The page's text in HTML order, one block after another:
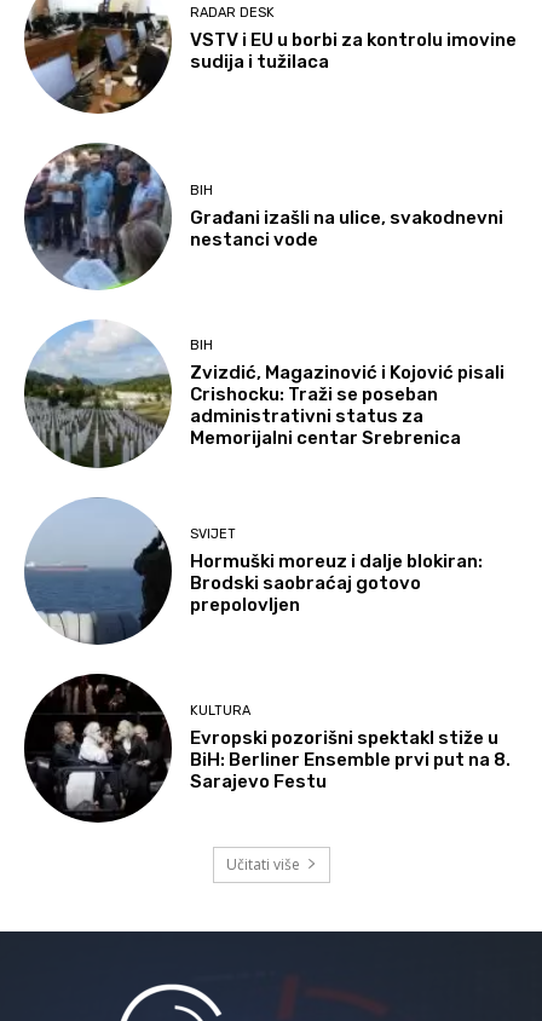
RADAR DESK
VSTV i EU u borbi za kontrolu imovine
sudija i tužilaca
BIH
Građani izašli na ulice, svakodnevni
nestanci vode
BIH
Zvizdić, Magazinović i Kojović pisali
Crishocku: Traži se poseban
administrativni status za
Memorijalni centar Srebrenica
SVIJET
Hormuški moreuz i dalje blokiran:
Brodski saobraćaj gotovo
prepolovljen
KULTURA
Evropski pozorišni spektakl stiže u
BiH: Berliner Ensemble prvi put na 8.
Sarajevo Festu
Učitati više